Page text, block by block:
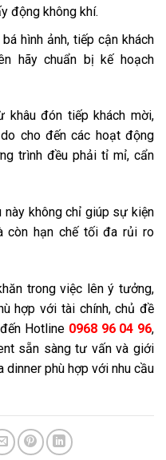
động không khí.
hình ảnh, tiếp cận khách
hãy chuẩn bị kế hoạch
khâu đón tiếp khách mời,
cho đến các hoạt động
trình đều phải tỉ mỉ, cẩn
này không chỉ giúp sự kiện
còn hạn chế tối đa rủi ro
trong việc lên ý tưởng,
hợp với tài chính, chủ đề
Hotline 0968 96 04 96,
sẵn sàng tư vấn và giới
phù hợp với nhu cầu